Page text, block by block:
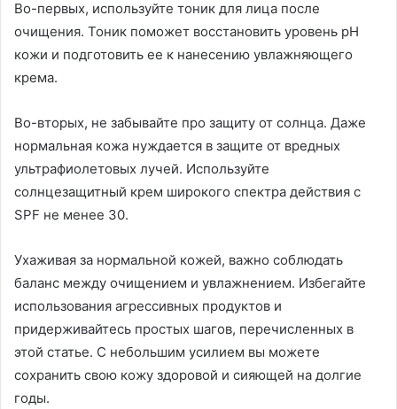
Во-первых, используйте тоник для лица после
очищения. Тоник поможет восстановить уровень pH
кожи и подготовить ее к нанесению увлажняющего
крема.
Во-вторых, не забывайте про защиту от солнца. Даже
нормальная кожа нуждается в защите от вредных
ультрафиолетовых лучей. Используйте
солнцезащитный крем широкого спектра действия с
SPF не менее 30.
Ухаживая за нормальной кожей, важно соблюдать
баланс между очищением и увлажнением. Избегайте
использования агрессивных продуктов и
придерживайтесь простых шагов, перечисленных в
этой статье. С небольшим усилием вы можете
сохранить свою кожу здоровой и сияющей на долгие
годы.